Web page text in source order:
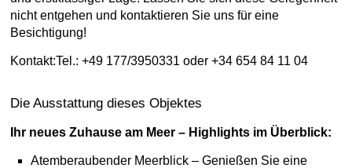
nicht entgehen und kontaktieren Sie uns für eine
Besichtigung!
Kontakt:Tel.: +49 177/3950331 oder +34 654 84 11 04
Die Ausstattung dieses Objektes
Ihr neues Zuhause am Meer – Highlights im Überblick:
Atemberaubender Meerblick – Genießen Sie eine